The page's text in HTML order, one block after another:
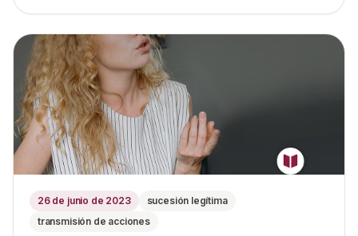
26 de junio de 2023
sucesión legítima
transmisión de acciones